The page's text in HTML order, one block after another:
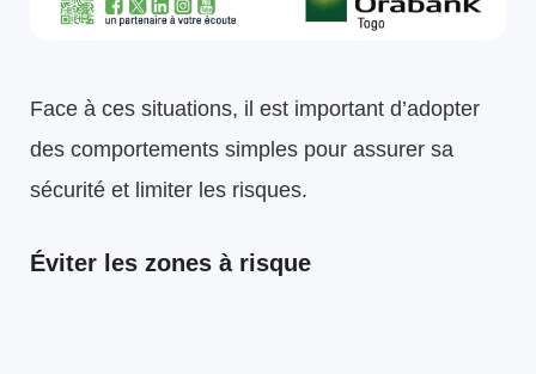
Face à ces situations, il est important d’adopter
des comportements simples pour assurer sa
sécurité et limiter les risques.
Éviter les zones à risque